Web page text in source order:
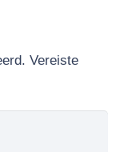
Vereiste